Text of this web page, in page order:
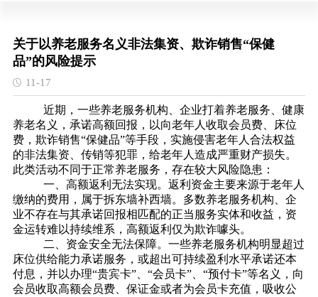
关于以养老服务名义非法集资、欺诈销售“保健
品”的风险提示
11-17
近期，一些养老服务机构、企业打着养老服务、健康
养老名义，承诺高额回报，以向老年人收取会员费、床位
费，欺诈销售“保健品”等手段，实施侵害老年人合法权益
的非法集资、传销等犯罪，给老年人造成严重财产损失。
此类活动不同于正常养老服务，存在较大风险隐患：
一、高额返利无法实现。返利资金主要来源于老年人
缴纳的费用，属于拆东墙补西墙。多数养老服务机构、企
业不存在与其承诺回报相匹配的正当服务实体和收益，资
金运转难以持续维系，高额返利仅为欺诈噱头。
二、资金安全无法保障。一些养老服务机构明显超过
床位供给能力承诺服务，或超出可持续盈利水平承诺还本
付息，并以办理“贵宾卡”、“会员卡”、“预付卡”等名义，向
会员收取高额会员费、保证金或者为会员卡充值，吸收公